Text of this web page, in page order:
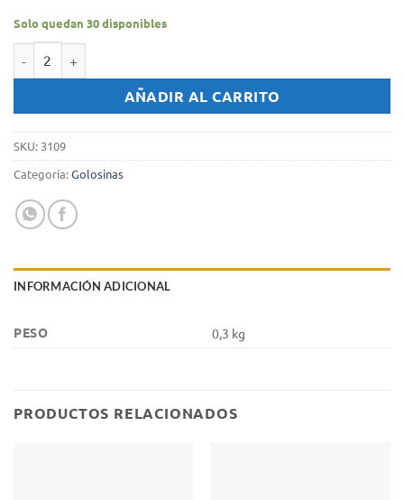
Solo quedan 30 disponibles
Masticables Circus Open x 100 Unid. cantidad
AÑADIR AL CARRITO
SKU: 3109
Categoría:Golosinas
INFORMACIÓN ADICIONAL
PESO 0,3 kg
PRODUCTOS RELACIONADOS